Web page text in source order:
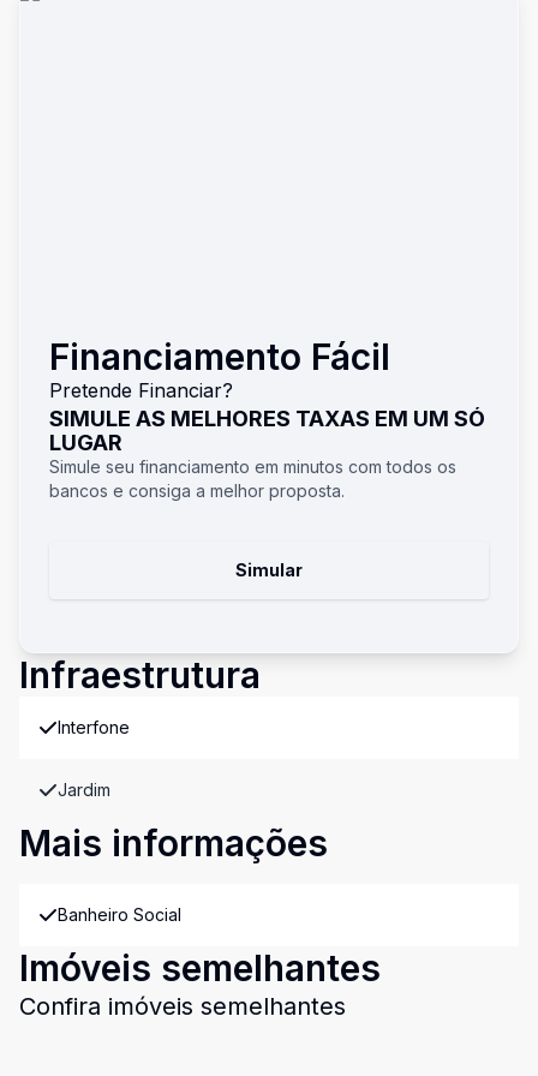
Financiamento Fácil
Pretende Financiar?
SIMULE AS MELHORES TAXAS EM UM SÓ
LUGAR
Simule seu financiamento em minutos com todos os
bancos e consiga a melhor proposta.
Simular
Infraestrutura
Interfone
Jardim
Mais informações
Banheiro Social
Imóveis semelhantes
Confira imóveis semelhantes